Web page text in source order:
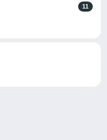
11